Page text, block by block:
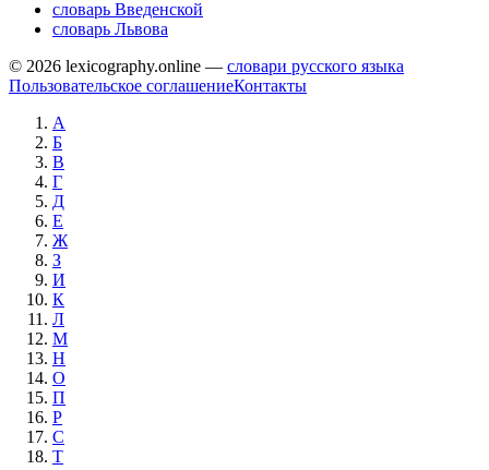
словарь Введенской
словарь Львова
© 2026 lexicography.online — словари русского языка
Пользовательское соглашениеКонтакты
А
Б
В
Г
Д
Е
Ж
З
И
К
Л
М
Н
О
П
Р
С
Т